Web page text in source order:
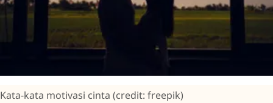
Kata-kata motivasi cinta (credit: freepik)